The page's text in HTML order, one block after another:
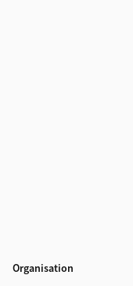
Organisation